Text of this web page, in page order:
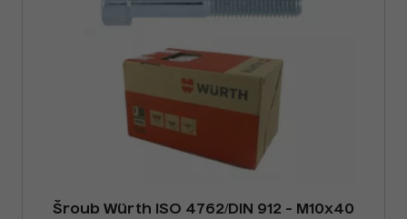
Šroub Würth ISO 4762/DIN 912 - M10x40